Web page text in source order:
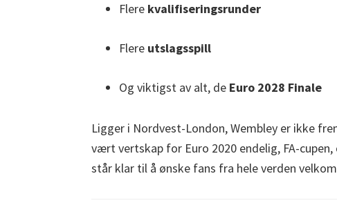
Flere kvalifiseringsrunder
Flere utslagsspill
Og viktigst av alt, de Euro 2028 Finale
Ligger i Nordvest-London, Wembley er ikke
vært vertskap for Euro 2020 endelig, FA-
står klar til å ønske fans fra hele verden